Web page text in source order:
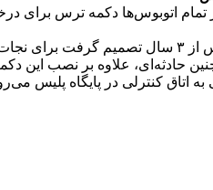
تمام اتوبوس‌ها دکمه ترس برای
کند.
چنین حادثه‌ای، علاوه بر نصب
به اتاق کنترلی در پایگاه